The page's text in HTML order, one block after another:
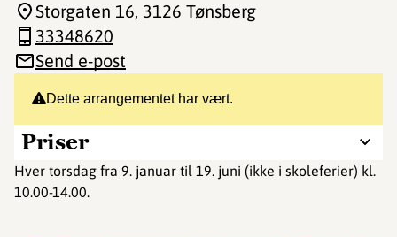
Dette arrangementet har vært.
Priser
Hver torsdag fra 9. januar til 19. juni (ikke i skoleferier) kl.
10.00-14.00.
Storgaten 16, 3126 Tønsberg
33348620
Send e-post